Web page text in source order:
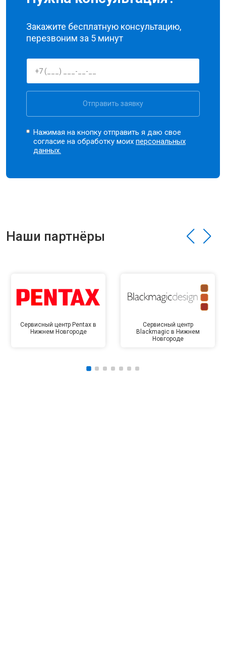
Закажите бесплатную консультацию,
перезвоним за 5 минут
Отправить заявку
Нажимая на кнопку отправить я даю свое
согласие на обработку моихперсональных
данных.
Наши партнёры
Сервисный центр Pentax в
Нижнем Новгороде
Сервисный центр
Blackmagic в Нижнем
Новгороде